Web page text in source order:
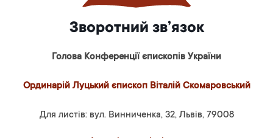
Зворотний зв’язок
Голова Конференції єпископів України
Ординарій Луцький єпископ Віталій Скомаровський
Для листів: вул. Винниченка, 32, Львів, 79008